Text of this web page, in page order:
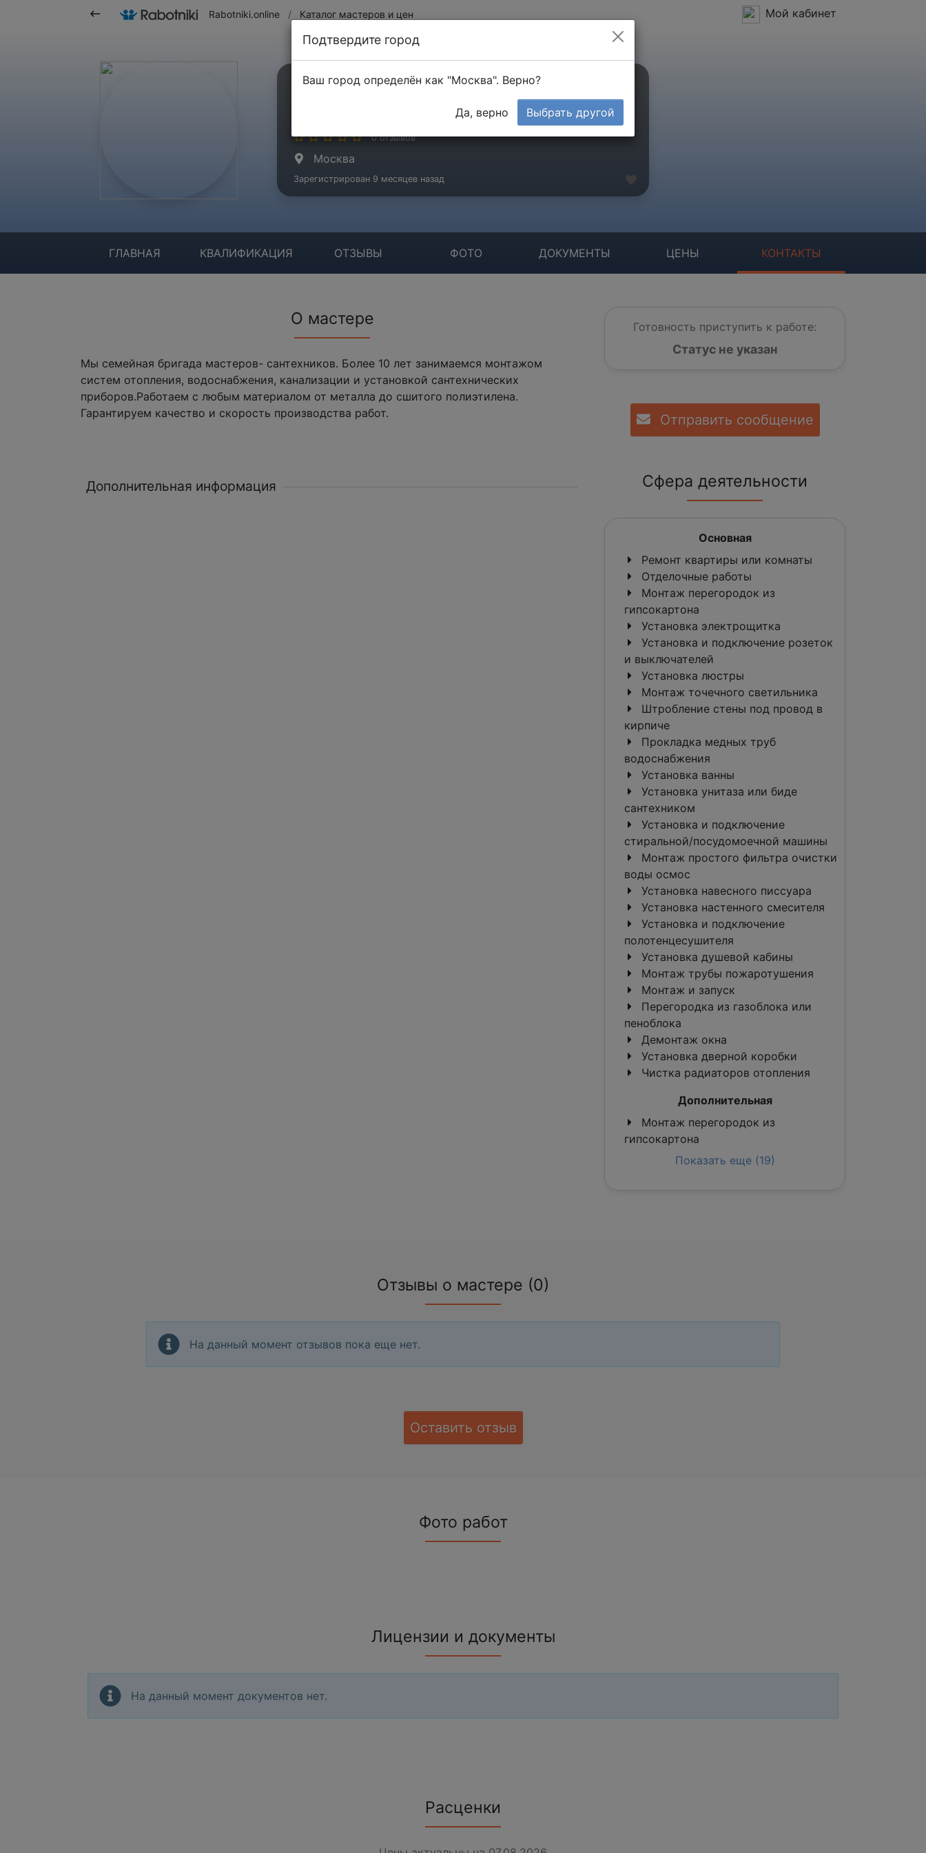
Rabotniki.online / Каталог мастеров и цен Мой кабинет
Шишков Алексей
0 отзывов
Москва
Зарегистрирован 9 месяцев назад
ГЛАВНАЯ КВАЛИФИКАЦИЯ ОТЗЫВЫ ФОТО ДОКУМЕНТЫ ЦЕНЫ КОНТАКТЫ
О мастере
Мы семейная бригада мастеров- сантехников. Более 10 лет занимаемся монтажом
систем отопления, водоснабжения, канализации и установкой сантехнических
приборов.Работаем с любым материалом от металла до сшитого полиэтилена.
Гарантируем качество и скорость производства работ.
Дополнительная информация
Готовность приступить к работе:
Статус не указан
Отправить сообщение
Сфера деятельности
Основная
Ремонт квартиры или комнаты
Отделочные работы
Монтаж перегородок из
гипсокартона
Установка электрощитка
Установка и подключение розеток
и выключателей
Установка люстры
Монтаж точечного светильника
Штробление стены под провод в
кирпиче
Прокладка медных труб
водоснабжения
Установка ванны
Установка унитаза или биде
сантехником
Установка и подключение
стиральной/посудомоечной машины
Монтаж простого фильтра очистки
воды осмос
Установка навесного писсуара
Установка настенного смесителя
Установка и подключение
полотенцесушителя
Установка душевой кабины
Монтаж трубы пожаротушения
Монтаж и запуск
Перегородка из газоблока или
пеноблока
Демонтаж окна
Установка дверной коробки
Чистка радиаторов отопления
Дополнительная
Монтаж перегородок из
гипсокартона
Показать еще (19)
Отзывы о мастере (0)
На данный момент отзывов пока еще нет.
Оставить отзыв
Фото работ
Лицензии и документы
На данный момент документов нет.
Расценки
Подтвердите город
Ваш город определён как "Москва". Верно?
Да, верно Выбрать другой